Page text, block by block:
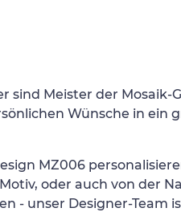
sind Meister der Mosaik-
Wünsche in ein
MZ006
oder auch von der
- unser Designer-Team